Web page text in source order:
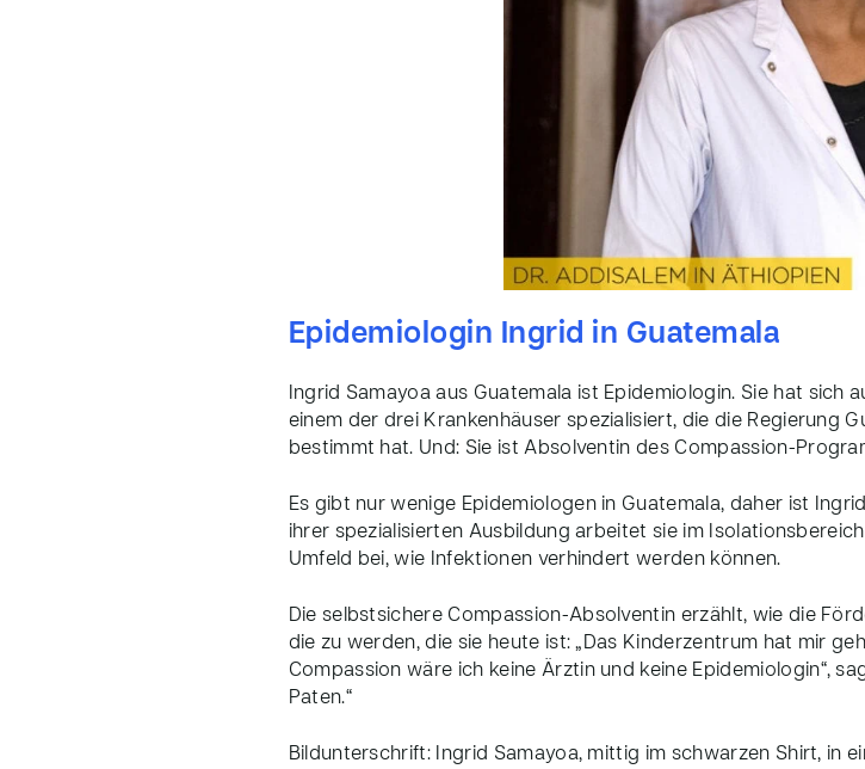
Epidemiologin Ingrid in Guatemala
Ingrid Samayoa aus Guatemala ist Epidemiologin. Sie hat sich
einem der drei Krankenhäuser spezialisiert, die die Regierung
bestimmt hat. Und: Sie ist Absolventin des Compassion-
Es gibt nur wenige Epidemiologen in Guatemala, daher ist
ihrer spezialisierten Ausbildung arbeitet sie im
Umfeld bei, wie Infektionen verhindert werden können.
Die selbstsichere Compassion-Absolventin erzählt, wie die
die zu werden, die sie heute ist: „Das Kinderzentrum hat mir
Compassion wäre ich keine Ärztin und keine Epidemiologin“,
Paten.“
Bildunterschrift: Ingrid Samayoa, mittig im schwarzen Shirt, in